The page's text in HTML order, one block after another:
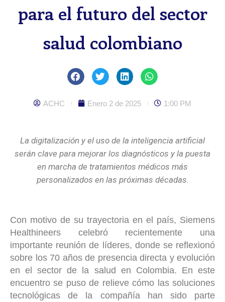
para el futuro del sector
salud colombiano
ACHC Enero 2 de 2025 1:00 PM
La digitalización y el uso de la inteligencia artificial
serán clave para mejorar los diagnósticos y la puesta
en marcha de tratamientos médicos más
personalizados en las próximas décadas
Con motivo de su trayectoria en el país, Siemens
Healthineers celebró recientemente una
importante reunión de líderes, donde se reflexionó
sobre los 70 años de presencia directa y evolución
en el sector de la salud en Colombia. En este
encuentro se puso de relieve cómo las soluciones
tecnológicas de la compañía han sido parte